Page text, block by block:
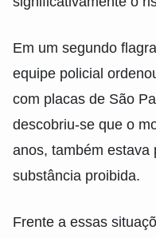
Em um segundo
equipe policial
com placas de São
descobriu-se que o
anos, também estava
substância proibida.
Frente a essas